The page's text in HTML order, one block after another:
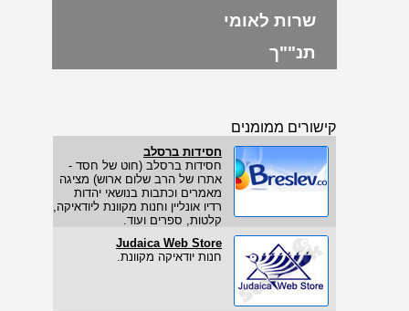
שרות לאומי
תנ""ך
קישורים ממומנים
חסידות ברסלב
חסידות ברסלב (חוט של חסד -
אתרו של הרב שלום ארוש) מציגה
מאמרים וכתבות בנושאי יהדות
רדיו אונליין וחנות מקוונת ליודאיקה,
קלטות, ספרים ועוד.
Judaica Web Store
חנות יודאיקה מקוונת.